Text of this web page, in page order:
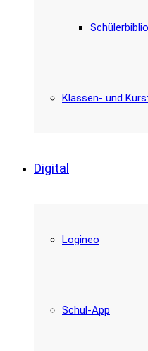
Klassen- und
Digital
Logineo
Schul-App